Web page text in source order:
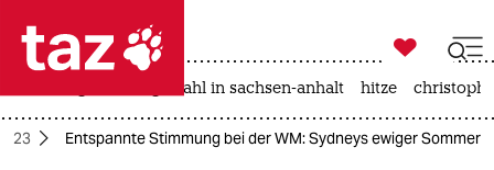
 taz zahl ich
taz zahl ich

taz zahl ich
landtagswahl in sachsen-anhalt hitze
Entspannte Stimmung bei der WM: Sydneys ewiger Sommer